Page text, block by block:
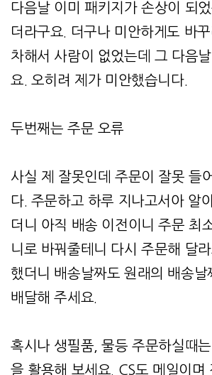
다음날 이미 패키지가 손상이 되
더라구요. 더구나 미안하게도 바
차해서 사람이 없었는데 그 다음
요. 오히려 제가 미안했습니다.
두번째는 주문 오류
사실 제 잘못인데 주문이 잘못 들
다. 주문하고 하루 지나고서아 알
더니 아직 배송 이전이니 주문 최
니로 바꿔줄테니 다시 주문해 달
했더니 배송날짜도 원래의 배송날
배달해 주세요.
혹시나 생필품, 물등 주문하실때
을 활용해 보세요. CS도 메일이며